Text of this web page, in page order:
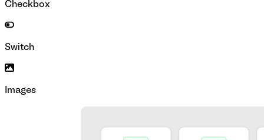
Checkbox
Switch
Images